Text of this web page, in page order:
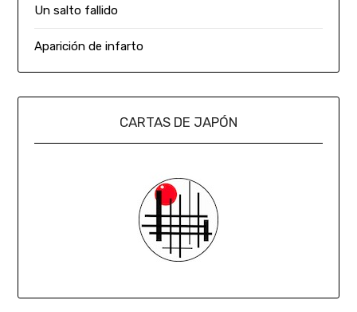
Un salto fallido
Aparición de infarto
CARTAS DE JAPÓN